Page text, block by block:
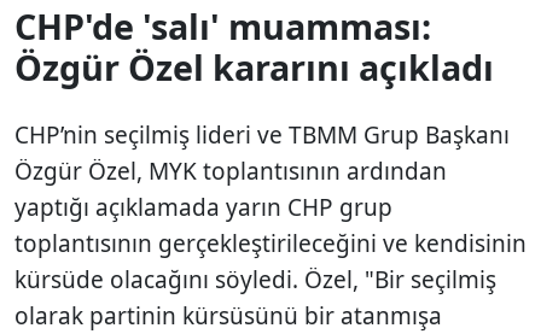
CHP'de 'salı' muamması:
Özgür Özel kararını açıkladı
CHP’nin seçilmiş lideri ve TBMM Grup Başkanı
Özgür Özel, MYK toplantısının ardından
yaptığı açıklamada yarın CHP grup
toplantısının gerçekleştirileceğini ve kendisinin
kürsüde olacağını söyledi. Özel, "Bir seçilmiş
olarak partinin kürsüsünü bir atanmışa